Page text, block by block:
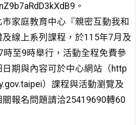
。
市家庭教育中心『親密互動我和
線上系列課程，於115年7月及
時至9時舉行，活動全程免費參
日期與內容可於中心網站（http
）課程與活動瀏覽及
關報名問題請洽25419690轉60